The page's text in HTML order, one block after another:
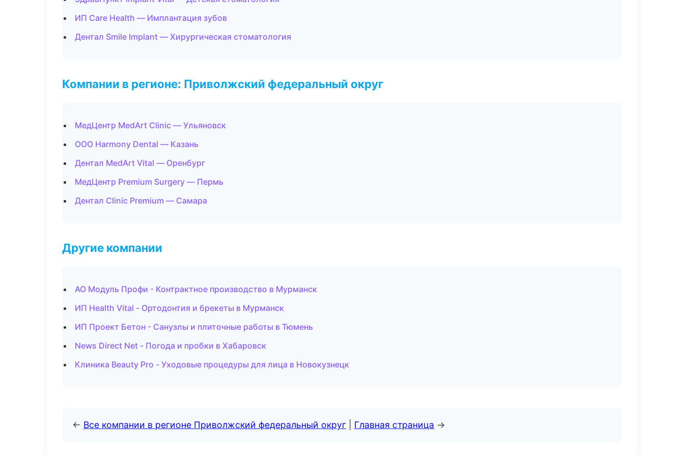
ИП Care Health — Имплантация зубов
Дентал Smile Implant — Хирургическая стоматология
Компании в регионе: Приволжский федеральный округ
МедЦентр MedArt Clinic — Ульяновск
ООО Harmony Dental — Казань
Дентал MedArt Vital — Оренбург
МедЦентр Premium Surgery — Пермь
Дентал Clinic Premium — Самара
Другие компании
АО Модуль Профи - Контрактное производство в Мурманск
ИП Health Vital - Ортодонтия и брекеты в Мурманск
ИП Проект Бетон - Санузлы и плиточные работы в Тюмень
News Direct Net - Погода и пробки в Хабаровск
Клиника Beauty Pro - Уходовые процедуры для лица в Новокузнецк
← Все компании в регионе Приволжский федеральный округ Главная страница →